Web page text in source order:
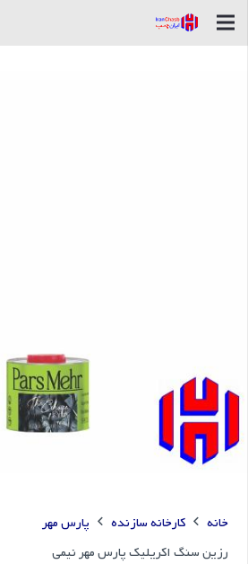
خانه کارخانه سازنده
پارس مهر
رزین سنگ اکریلیک پارس مهر نیمی